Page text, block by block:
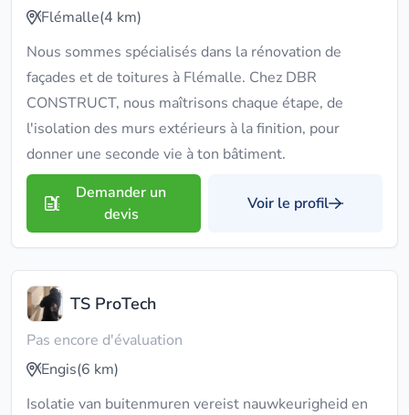
Flémalle(4 km)
Nous sommes spécialisés dans la rénovation de
façades et de toitures à Flémalle. Chez DBR
CONSTRUCT, nous maîtrisons chaque étape, de
l'isolation des murs extérieurs à la finition, pour
donner une seconde vie à ton bâtiment.
Demander un
devis
Voir le profil
TS ProTech
Pas encore d'évaluation
Engis(6 km)
Isolatie van buitenmuren vereist nauwkeurigheid en